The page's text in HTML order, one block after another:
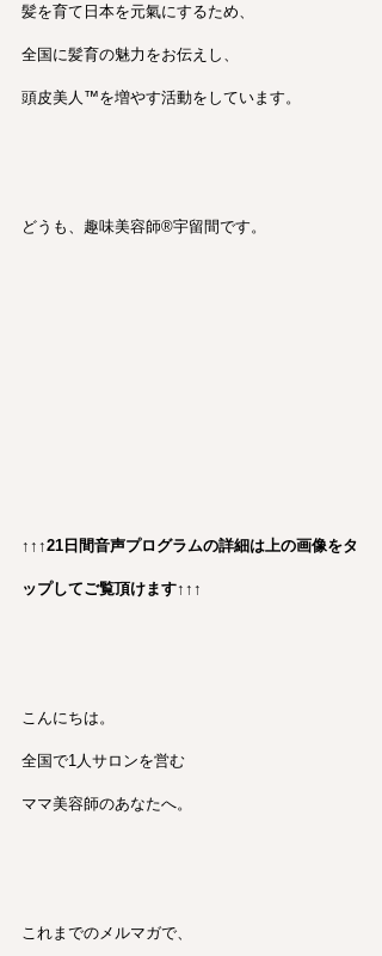
髪を育て日本を元氣にするため、
全国に髪育の魅力をお伝えし、
頭皮美人™を増やす活動をしています。
どうも、趣味美容師®︎宇留間です。
↑↑↑21日間音声プログラムの詳細は上の画像をタ
ップしてご覧頂けます↑↑↑
こんにちは。
全国で1人サロンを営む
ママ美容師のあなたへ。
これまでのメルマガで、